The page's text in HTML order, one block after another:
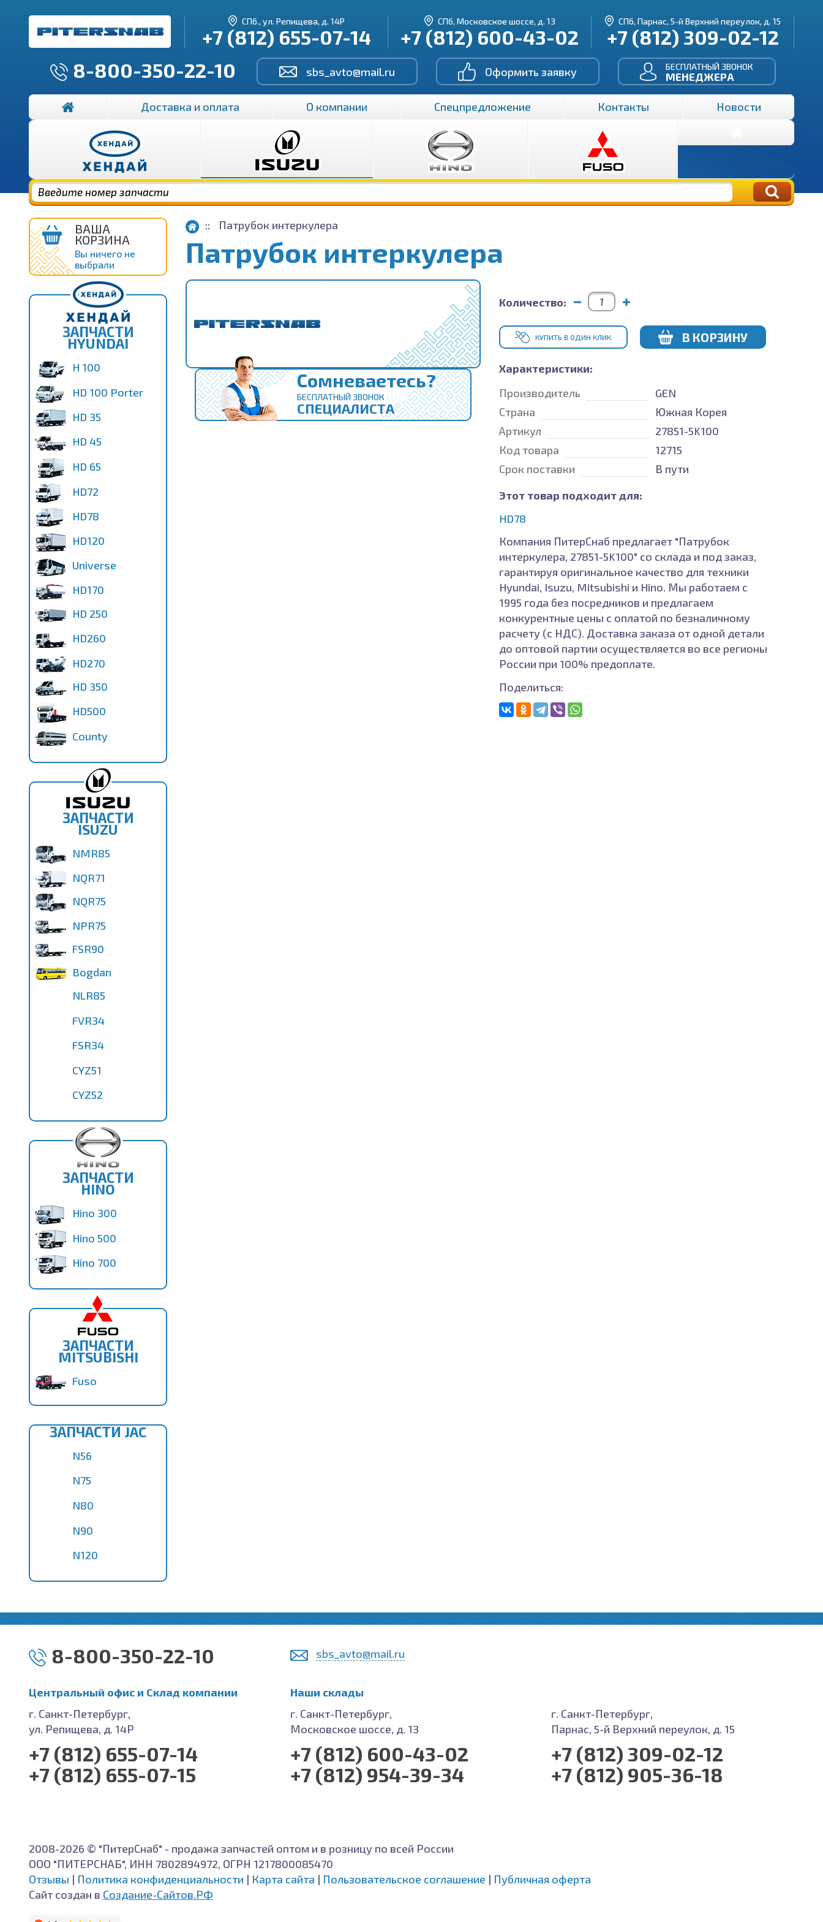
СПб., ул. Репищева, д. 14Р
+7 (812) 655-07-14
СПб, Московское шоссе, д. 13
+7 (812) 600-43-02
СПб, Парнас, 5-й Верхний переулок, д. 15
+7 (812) 309-02-12
8-800-350-22-10
sbs_avto@mail.ru Оформить заявку БЕСПЛАТНЫЙ ЗВОНОК
МЕНЕДЖЕРА
Доставка и оплата О компании Спецпредложение Контакты Новости
ВАША
КОРЗИНА
Вы ничего не
выбрали
ЗАПЧАСТИ
HYUNDAI
H 100
HD 100 Porter
HD 35
HD 45
HD 65
HD72
HD78
HD120
Universe
HD170
HD 250
HD260
HD270
HD 350
HD500
County
ЗАПЧАСТИ
ISUZU
NMR85
NQR71
NQR75
NPR75
FSR90
Bogdan
NLR85
FVR34
FSR34
CYZ51
CYZ52
ЗАПЧАСТИ
HINO
Hino 300
Hino 500
Hino 700
ЗАПЧАСТИ
MITSUBISHI
Fuso
ЗАПЧАСТИ JAC
N56
N75
N80
N90
N120
Патрубок интеркулера
Патрубок интеркулера
Сомневаетесь?
БЕСПЛАТНЫЙ ЗВОНОК
СПЕЦИАЛИСТА
Количество:
КУПИТЬ В ОДИН КЛИК В КОРЗИНУ
Характеристики:
Производитель
GEN
Страна
Южная Корея
Артикул
27851-5K100
Код товара
12715
Срок поставки
В пути
Этот товар подходит для:
HD78
Компания ПитерСнаб предлагает "Патрубок
интеркулера, 27851-5K100" со склада и под заказ,
гарантируя оригинальное качество для техники
Hyundai, Isuzu, Mitsubishi и Hino. Мы работаем с
1995 года без посредников и предлагаем
конкурентные цены с оплатой по безналичному
расчету (с НДС). Доставка заказа от одной детали
до оптовой партии осуществляется во все регионы
России при 100% предоплате.
Поделиться:
8-800-350-22-10 sbs_avto@mail.ru
Центральный офис и Cклад компании
г. Санкт-Петербург,
ул. Репищева, д. 14Р
+7 (812) 655-07-14
+7 (812) 655-07-15
Наши склады
г. Санкт-Петербург,
Московское шоссе, д. 13
+7 (812) 600-43-02
+7 (812) 954-39-34
г. Санкт-Петербург,
Парнас, 5-й Верхний переулок, д. 15
+7 (812) 309-02-12
+7 (812) 905-36-18
2008-2026 © "ПитерСнаб" - продажа запчастей оптом и в розницу по всей России
ООО "ПИТЕРСНАБ", ИНН 7802894972, ОГРН 1217800085470
Отзывы | Политика конфиденциальности | Карта сайта | Пользовательское соглашение | Публичная оферта
Сайт создан в Создание-Сайтов.РФ